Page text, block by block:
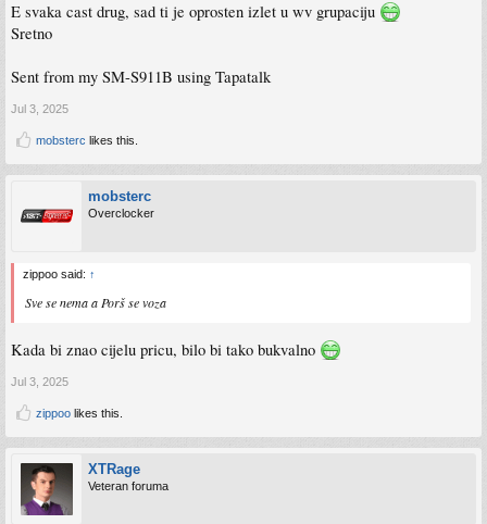
pa necu unazad, 250kW a vidjeti cemo za ćipiranje
E svaka cast drug, sad ti je oprosten izlet u wv grupaciju
Sretno
Sent from my SM-S911B using Tapatalk
Jul 3, 2025
mobsterc likes this.
mobsterc
Overclocker
zippoo said: ↑
Sve se nema a Porš se voza
Kada bi znao cijelu pricu, bilo bi tako bukvalno
Jul 3, 2025
zippoo likes this.
XTRage
Veteran foruma